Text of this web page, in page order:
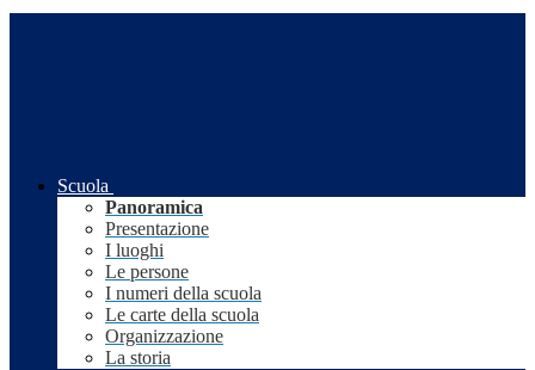
Scuola
Panoramica
Presentazione
I luoghi
Le persone
I numeri della scuola
Le carte della scuola
Organizzazione
La storia